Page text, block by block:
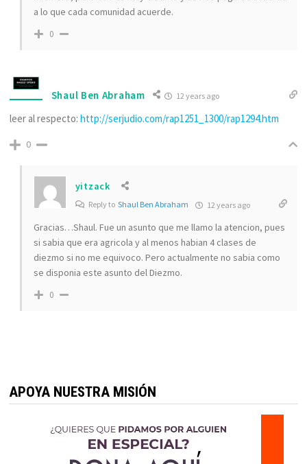
a lo que cada comunidad acuerde.
0
Shaul Ben Abraham 12 years ago
leer al respecto: http://serjudio.com/rap1251_1300/rap1294.htm
0
yitzack
Reply to Shaul Ben Abraham 12 years ago
Gracias…Shaul. Fue un asunto que me llamo la atencion, pues
si sabia que era agricola y al menos habian 4 clases de
diezmo si no me equivoco. Pero actualmente no sabia como
se disponia este asunto del Diezmo.
0
APOYA NUESTRA MISIÓN